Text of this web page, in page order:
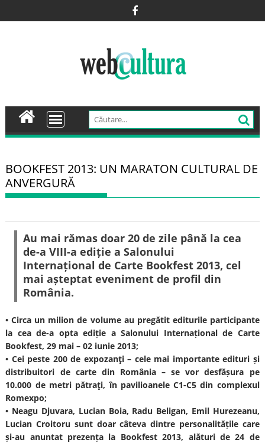
to
BOOKFEST 2013: UN MARATON CULTURAL DE
ANVERGURĂ
Au mai rămas doar 20 de zile până la cea
de-a VIII-a ediție a Salonului
Internațional de Carte Bookfest 2013, cel
mai așteptat eveniment de profil din
România.
• Circa un milion de volume au pregătit editurile participante
la cea de-a opta ediție a Salonului Internațional de Carte
Bookfest, 29 mai – 02 iunie 2013;
• Cei peste 200 de expozanţi – cele mai importante edituri și
distribuitori de carte din România – se vor desfășura pe
10.000 de metri pătraţi, în pavilioanele C1-C5 din complexul
Romexpo;
• Neagu Djuvara, Lucian Boia, Radu Beligan, Emil Hurezeanu,
Lucian Croitoru sunt doar câteva dintre personalitățile care
și-au anuntat prezența la Bookfest 2013, alături de 24 de